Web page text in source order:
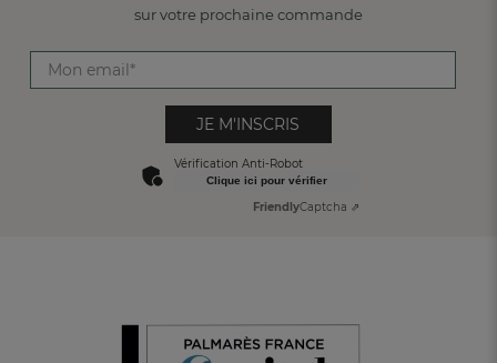
sur votre prochaine commande
JE M'INSCRIS
Vérification Anti-Robot
Clique ici pour vérifier
FriendlyCaptcha ⇗